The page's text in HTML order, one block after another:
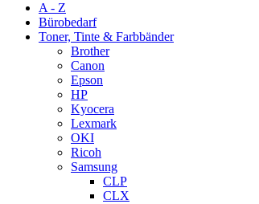
A - Z
Bürobedarf
Toner, Tinte & Farbbänder
Brother
Canon
Epson
HP
Kyocera
Lexmark
OKI
Ricoh
Samsung
CLP
CLX